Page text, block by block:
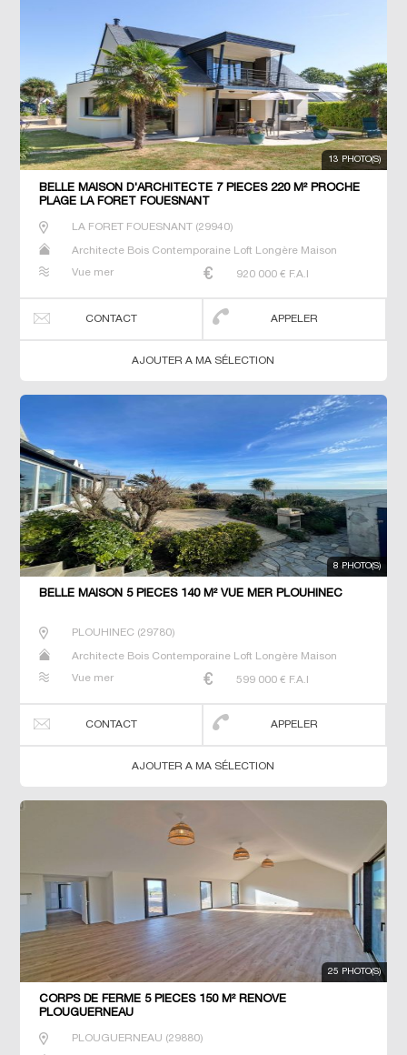
13 PHOTO(S)
BELLE MAISON D'ARCHITECTE 7 PIECES 220 M² PROCHE
PLAGE LA FORET FOUESNANT
LA FORET FOUESNANT(29940)
Architecte Bois Contemporaine Loft Longère Maison
Vue mer
920 000 € F.A.I
CONTACT APPELER
AJOUTER A MA SÉLECTION
8 PHOTO(S)
BELLE MAISON 5 PIECES 140 M² VUE MER PLOUHINEC
PLOUHINEC(29780)
Architecte Bois Contemporaine Loft Longère Maison
Vue mer
599 000 € F.A.I
CONTACT APPELER
AJOUTER A MA SÉLECTION
25 PHOTO(S)
CORPS DE FERME 5 PIECES 150 M² RENOVE
PLOUGUERNEAU
PLOUGUERNEAU (29880)